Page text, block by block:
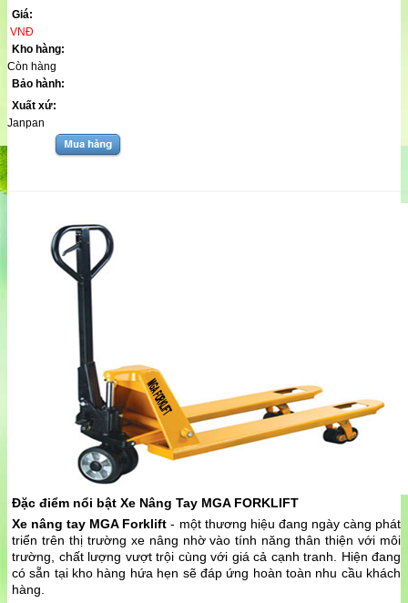
Giá:
VNĐ
Kho hàng:
Còn hàng
Bảo hành:
Xuất xứ:
Janpan
Đặc điểm nổi bật Xe Nâng Tay MGA FORKLIFT
Xe nâng tay MGA Forklift - một thương hiệu đang ngày càng phát
triển trên thị trường xe nâng nhờ vào tính năng thân thiện với môi
trường, chất lượng vượt trội cùng với giá cả cạnh tranh. Hiện đang
có sẵn tại kho hàng hứa hẹn sẽ đáp ứng hoàn toàn nhu cầu khách
hàng.